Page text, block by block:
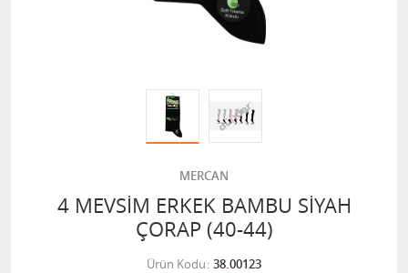
MERCAN
4 MEVSİM ERKEK BAMBU SİYAH
ÇORAP (40-44)
Ürün Kodu 38.00123